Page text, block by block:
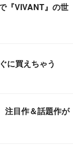
『VIVANT』の世
に買えちゃう
注目作＆話題作が